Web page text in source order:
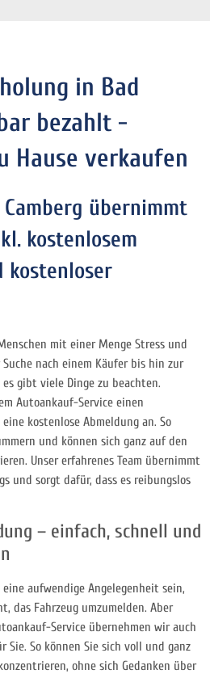
in Bad
bezahlt -
Hause verkaufen
übernimmt
kostenlosem
kostenloser
mit einer Menge Stress und
nach einem Käufer bis hin zur
gibt viele Dinge zu beachten.
Autoankauf-Service einen
kostenlose Abmeldung an. So
und können sich ganz auf den
Unser erfahrenes Team übernimmt
und sorgt dafür, dass es reibungslos
– einfach, schnell und
aufwendige Angelegenheit sein,
das Fahrzeug umzumelden. Aber
Service übernehmen wir auch
Sie. So können Sie sich voll und ganz
ohne sich Gedanken über